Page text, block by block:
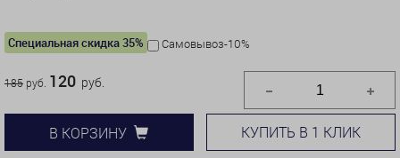
Специальная скидка 35% Самовывоз-10%
185 руб. 120 руб.
В КОРЗИНУ КУПИТЬ В 1 КЛИК